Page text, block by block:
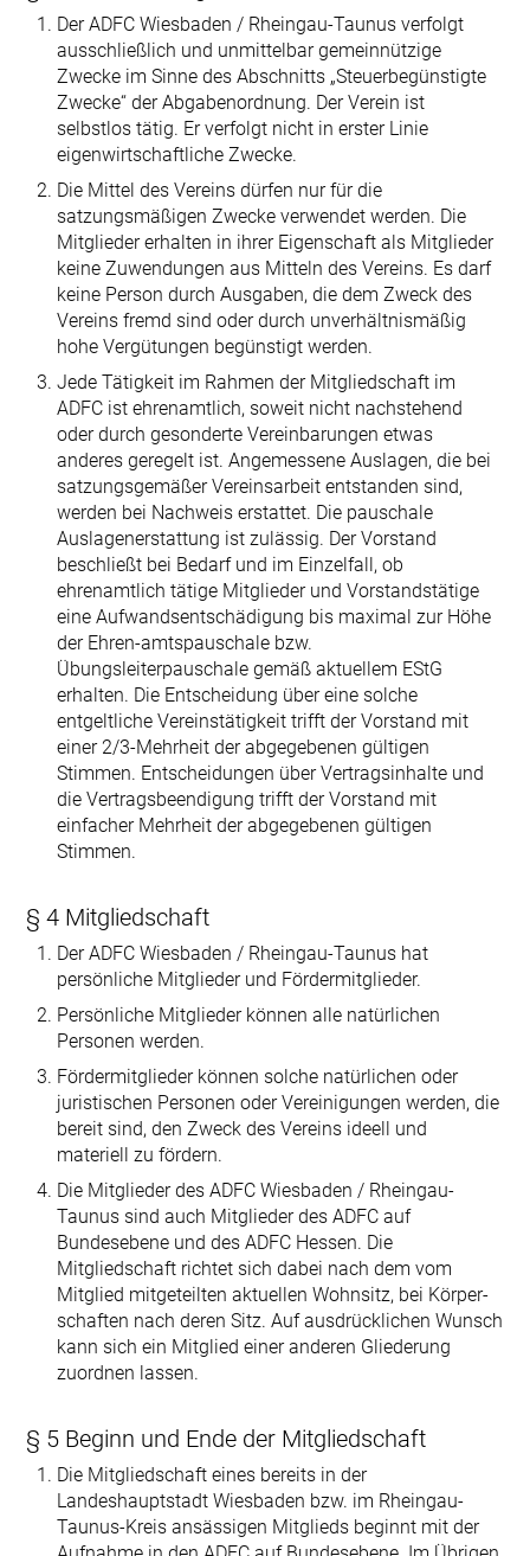
Der ADFC Wiesbaden / Rheingau-Taunus verfolgt
ausschließlich und unmittelbar gemeinnützige
Zwecke im Sinne des Abschnitts „Steuerbegünstigte
Zwecke“ der Abgabenordnung. Der Verein ist
selbstlos tätig. Er verfolgt nicht in erster Linie
eigenwirtschaftliche Zwecke.
Die Mittel des Vereins dürfen nur für die
satzungsmäßigen Zwecke verwendet werden. Die
Mitglieder erhalten in ihrer Eigenschaft als Mitglieder
keine Zuwendungen aus Mitteln des Vereins. Es darf
keine Person durch Ausgaben, die dem Zweck des
Vereins fremd sind oder durch unverhältnismäßig
hohe Vergütungen begünstigt werden.
Jede Tätigkeit im Rahmen der Mitgliedschaft im
ADFC ist ehrenamtlich, soweit nicht nachstehend
oder durch gesonderte Vereinbarungen etwas
anderes geregelt ist. Angemessene Auslagen, die bei
satzungsgemäßer Vereinsarbeit entstanden sind,
werden bei Nachweis erstattet. Die pauschale
Auslagenerstattung ist zulässig. Der Vorstand
beschließt bei Bedarf und im Einzelfall, ob
ehrenamtlich tätige Mitglieder und Vorstandstätige
eine Aufwandsentschädigung bis maximal zur Höhe
der Ehren-amtspauschale bzw.
Übungsleiterpauschale gemäß aktuellem EStG
erhalten. Die Entscheidung über eine solche
entgeltliche Vereinstätigkeit trifft der Vorstand mit
einer 2/3-Mehrheit der abgegebenen gültigen
Stimmen. Entscheidungen über Vertragsinhalte und
die Vertragsbeendigung trifft der Vorstand mit
einfacher Mehrheit der abgegebenen gültigen
Stimmen.
§ 4 Mitgliedschaft
Der ADFC Wiesbaden / Rheingau-Taunus hat
persönliche Mitglieder und Fördermitglieder.
Persönliche Mitglieder können alle natürlichen
Personen werden.
Fördermitglieder können solche natürlichen oder
juristischen Personen oder Vereinigungen werden, die
bereit sind, den Zweck des Vereins ideell und
materiell zu fördern.
Die Mitglieder des ADFC Wiesbaden / Rheingau-
Taunus sind auch Mitglieder des ADFC auf
Bundesebene und des ADFC Hessen. Die
Mitgliedschaft richtet sich dabei nach dem vom
Mitglied mitgeteilten aktuellen Wohnsitz, bei Körper­
schaften nach deren Sitz. Auf ausdrücklichen Wunsch
kann sich ein Mitglied einer anderen Gliederung
zuordnen lassen.
§ 5 Beginn und Ende der Mitgliedschaft
Die Mitgliedschaft eines bereits in der
Landeshauptstadt Wiesbaden bzw. im Rheingau-
Taunus-Kreis ansässigen Mitglieds beginnt mit der